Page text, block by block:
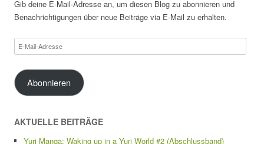
Gib deine E-Mail-Adresse an, um diesen Blog zu abonnieren und
Benachrichtigungen über neue Beiträge via E-Mail zu erhalten.
E-
Mail-
Adresse
Abonnieren
AKTUELLE BEITRÄGE
Yuri Manga: Waking up in a Yuri World #2 (Abschlussband)